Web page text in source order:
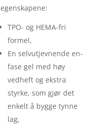
egenskapene:
TPO- og HEMA-fri
formel,
En selvutjevnende en-
fase gel med høy
vedheft og ekstra
styrke, som gjør det
enkelt å bygge tynne
lag,